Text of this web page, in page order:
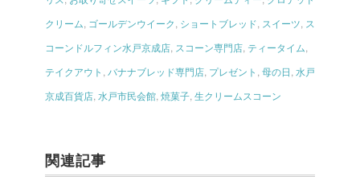
クリーム ゴールデンウイーク ショートブレッド スイーツ ス
コーンドルフィン水戸京成店 スコーン専門店 ティータイム
テイクアウト バナナブレッド専門店 プレゼント 母の日 水戸
京成百貨店 水戸市民会館 焼菓子 生クリームスコーン
関連記事